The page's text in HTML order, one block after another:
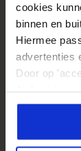
cookies
binnen en
Hiermee
advertenties
Door op
er meer
Garantie &
Get social
Instagram
Pinterest